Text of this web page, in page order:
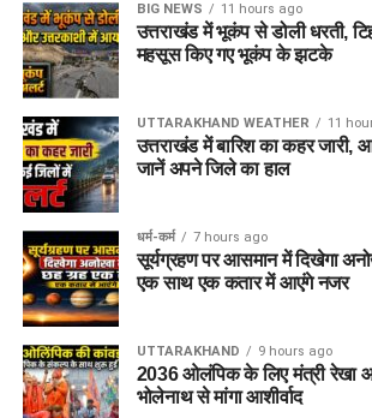
BIG NEWS 11 hours ago
उत्तराखंड में भूकंप से डोली धरती,
महसूस किए गए भूकंप के झटके
UTTARAKHAND WEATHER 11
उत्तराखंड में बारिश का कहर जारी,
जानें अपने जिले का हाल
धर्म-कर्म 7 hours ago
सूर्यग्रहण पर आसमान में दिखेगा
एक साथ एक कतार में आएंगे नजर
UTTARAKHAND 9 hours ago
2036 ओलंपिक के लिए मंत्री रेखा
भोलेनाथ से मांगा आशीर्वाद